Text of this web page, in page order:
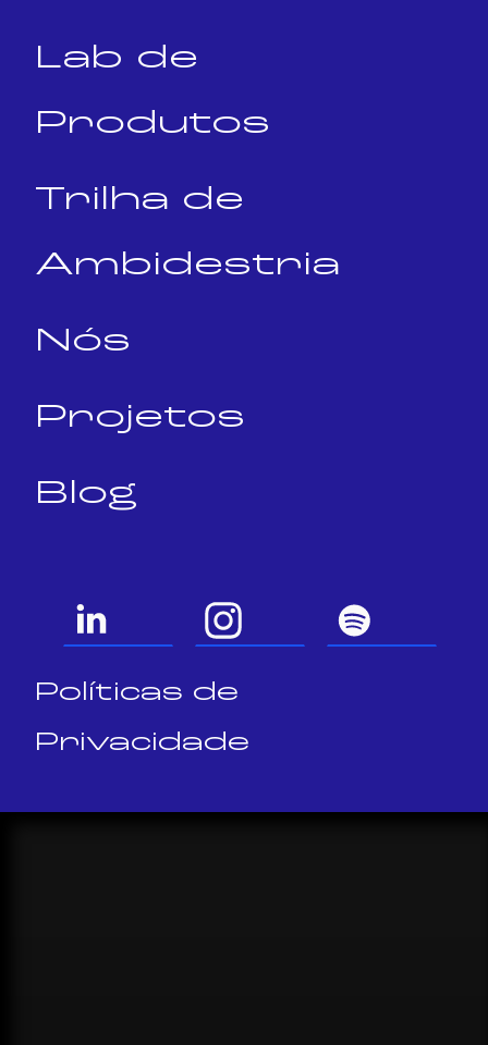
Lab de
Produtos
Trilha de
Ambidestria
Nós
Projetos
Blog
Políticas de
Privacidade